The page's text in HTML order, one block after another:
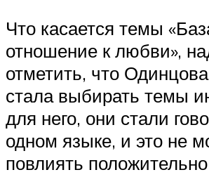
Что касается темы
отношение к любви»,
отметить, что
стала выбирать темы
для него, они стали
одном языке, и это не
повлиять